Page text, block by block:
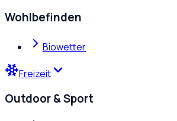
Wohlbefinden
Biowetter
Freizeit
Outdoor & Sport